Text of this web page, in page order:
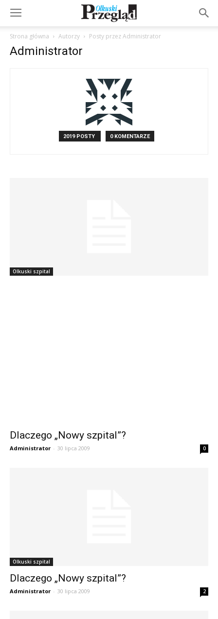
Strona główna Autorzy Posty przez Administrator
Administrator
2019 POSTY 0 KOMENTARZE
Olkuski szpital
Dlaczego „Nowy szpital”?
Administrator - 30 lipca 2009 0
Olkuski szpital
Dlaczego „Nowy szpital”?
Administrator - 30 lipca 2009 2